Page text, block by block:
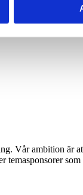
Vår ambition är